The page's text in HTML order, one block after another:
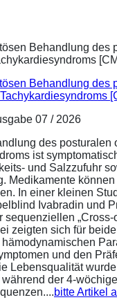
Behandlung des
07 / 2026
des posturalen
ist
und Salzzufuhr
Medikamente
In einer kleinen
Ivabradin und
sequenziellen „Cross-
zeigten sich für
und den
Lebensqualität
der 4-
bitte Artikel